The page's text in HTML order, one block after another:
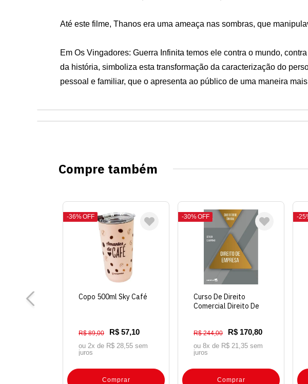
Até este filme, Thanos era uma ameaça nas sombras, que
Em Os Vingadores: Guerra Infinita temos ele contra o mundo,
da história, simboliza esta transformação da caracterização do
pessoal e familiar, que o apresenta ao público de uma maneira
Compre também
36%OFF
Copo 500ml Sky Café
R$ 89,00 R$ 57,10
ou 2x de R$ 28,55 sem
juros
Comprar
30%OFF
Curso De Direito
Comercial Direito De
R$ 244,00 R$ 170,80
ou 8x de R$ 21,35 sem
juros
Comprar